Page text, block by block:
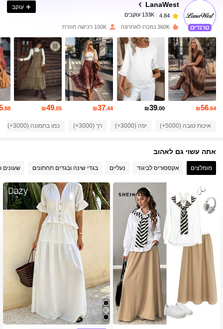
LanaWest
4.84
133K עוקבים
f***n שילםלפני יום אחד
4.84 133K עוקבים
4.84 133K עוקבים
4.84 133K עוקבים
133K עוקבים
4.84 133K עוקבים
133K עוקבים
עוקב
360K נמכרו לאחרונה 100K רכישה חוזרת
₪56.64
₪39.00
₪37.44
₪49.05
.88
איכות טובה (5000+) יפה (3000+) רך (3000+) כמו בתמונה (3000+)
אתה עשוי גם לאהוב
מומלצים אקססוריס לביגוד נעליים בגדי שינה ובגדים תחתונים שעונים